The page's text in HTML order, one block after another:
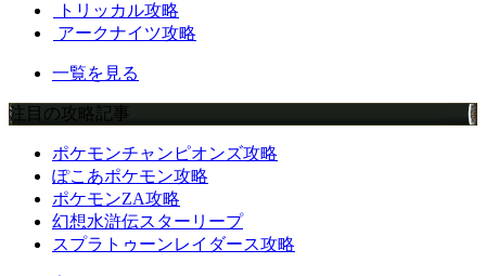
トリッカル攻略
アークナイツ攻略
一覧を見る
注目の攻略記事
ポケモンチャンピオンズ攻略
ぽこあポケモン攻略
ポケモンZA攻略
幻想水滸伝スターリープ
スプラトゥーンレイダース攻略